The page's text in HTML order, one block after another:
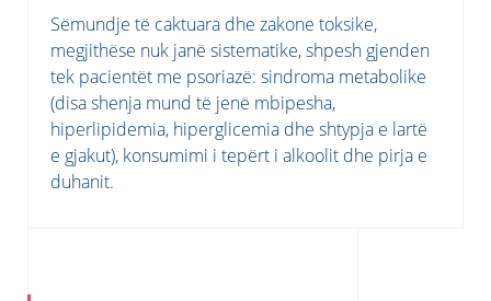
Sëmundje të caktuara dhe zakone toksike,
megjithëse nuk janë sistematike, shpesh gjenden
tek pacientët me psoriazë: sindroma metabolike
(disa shenja mund të jenë mbipesha,
hiperlipidemia, hiperglicemia dhe shtypja e lartë
e gjakut), konsumimi i tepërt i alkoolit dhe pirja e
duhanit.